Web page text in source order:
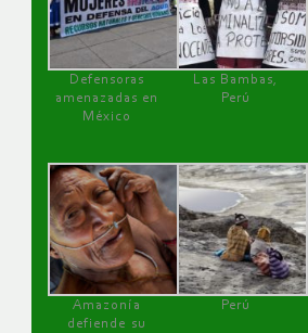
Defensoras
amenazadas en
México
Las Bambas,
Perú
Amazonía
defiende su
Perú